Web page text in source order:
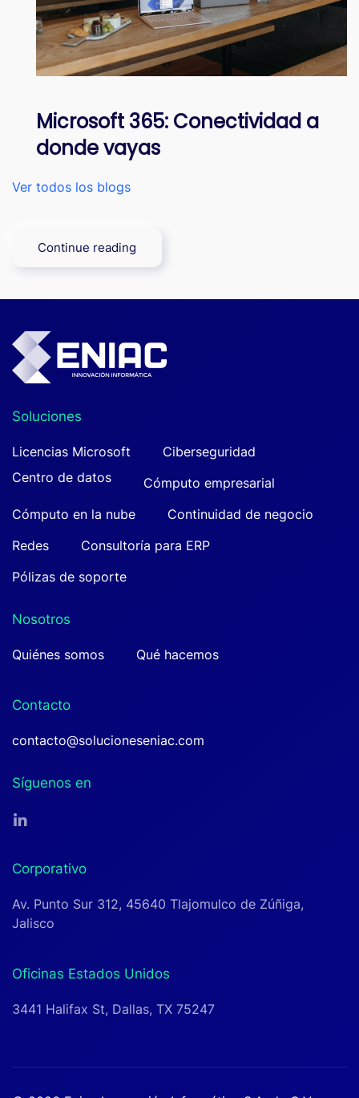
Microsoft 365: Conectividad a
donde vayas
Ver todos los blogs
Continue reading
Soluciones
Licencias Microsoft
Ciberseguridad
Centro de datos
Cómputo empresarial
Cómputo en la nube
Continuidad de negocio
Redes
Consultoría para ERP
Pólizas de soporte
Nosotros
Quiénes somos Qué hacemos
Contacto
contacto@solucioneseniac.com
Síguenos en
Corporativo
Av. Punto Sur 312, 45640 Tlajomulco de Zúñiga,
Jalisco
Oficinas Estados Unidos
3441 Halifax St, Dallas, TX 75247